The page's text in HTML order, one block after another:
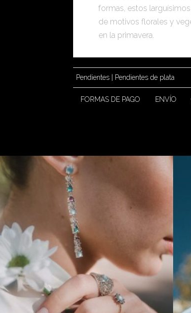
formas, estos
de motivos florales y
en la primavera.
Pendientes| Pendientes de plata
FORMAS DE PAGO ENVÍO